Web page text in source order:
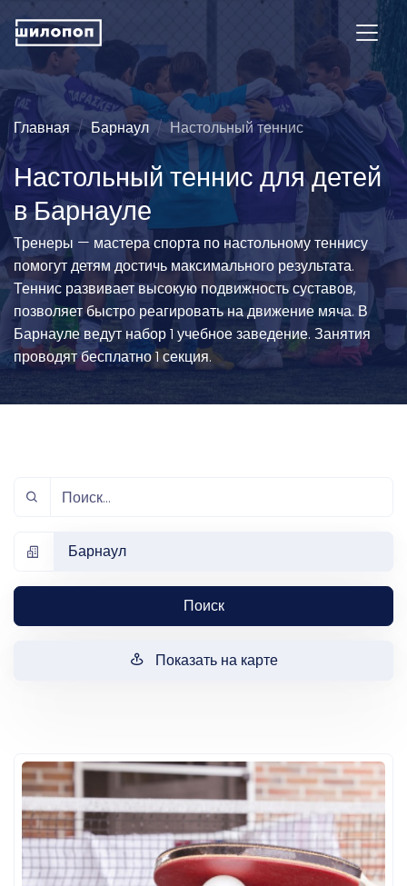
Главная Барнаул Настольный теннис
Настольный теннис для детей
в Барнауле
Тренеры — мастера спорта по настольному теннису
помогут детям достичь максимального результата.
Теннис развивает высокую подвижность суставов,
позволяет быстро реагировать на движение мяча. В
Барнауле ведут набор 1 учебное заведение. Занятия
проводят бесплатно 1 секция.
Барнаул
Поиск
Показать на карте